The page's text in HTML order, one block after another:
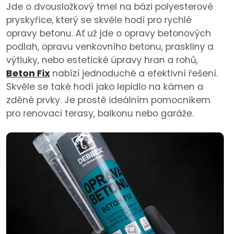
Jde o dvousložkový tmel na bázi polyesterové
pryskyřice, který se skvěle hodí pro rychlé
opravy betonu. Ať už jde o opravy betonových
podlah, opravu venkovního betonu, praskliny a
výtluky, nebo estetické úpravy hran a rohů,
Beton Fix nabízí jednoduché a efektivní řešení.
Skvěle se také hodí jako lepidlo na kámen a
zděné prvky. Je prostě ideálním pomocníkem
pro renovaci terasy, balkonu nebo garáže.